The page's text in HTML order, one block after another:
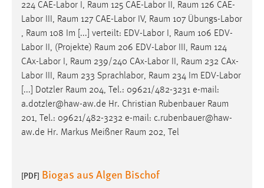
224 CAE-Labor I, Raum 125 CAE-Labor II, Raum 126 CAE-
Labor III, Raum 127 CAE-Labor IV, Raum 107 Übungs-Labor
, Raum 108 Im [...] verteilt: EDV-Labor I, Raum 106 EDV-
Labor II, (Projekte) Raum 206 EDV-Labor III, Raum 124
CAx-Labor I, Raum 239/240 CAx-Labor II, Raum 232 CAx-
Labor III, Raum 233 Sprachlabor, Raum 234 Im EDV-Labor
[...] Dotzler Raum 204, Tel.: 09621/482-3231 e-mail:
a.dotzler@haw-aw.de Hr. Christian Rubenbauer Raum
201, Tel.: 09621/482-3232 e-mail: c.rubenbauer@haw-
aw.de Hr. Markus Meißner Raum 202, Tel
[PDF] Biogas aus Algen Bischof